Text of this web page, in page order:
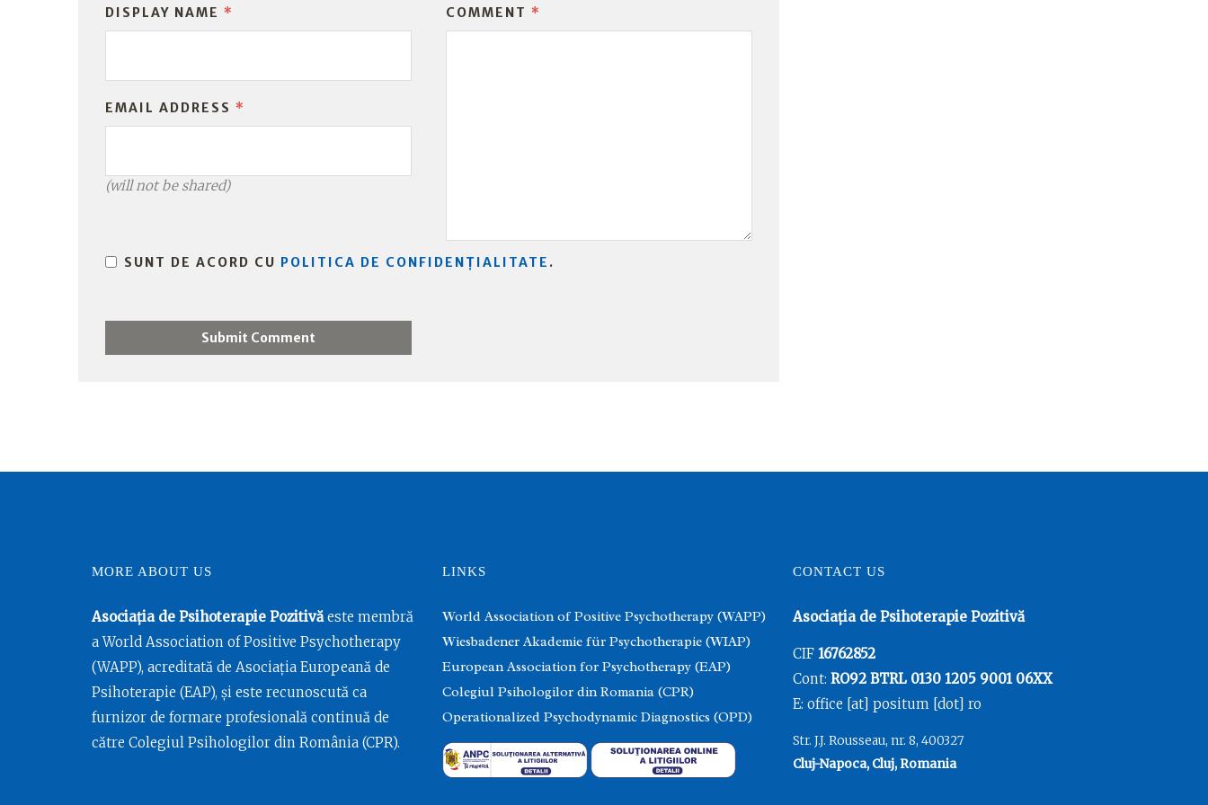
DISPLAY NAME *
EMAIL ADDRESS *
(will not be shared)
COMMENT *
SUNT DE ACORD CU POLITICA DE CONFIDENȚIALITATE .
MORE ABOUT US
Asociația de Psihoterapie Pozitivăeste membră
a World Association of Positive Psychotherapy
(WAPP), acreditată de Asociația Europeană de
Psihoterapie (EAP), și este recunoscută ca
furnizor de formare profesională continuă de
către Colegiul Psihologilor din România (CPR).
LINKS
World Association of Positive Psychotherapy (WAPP)
Wiesbadener Akademie für Psychotherapie (WIAP)
European Association for Psychotherapy (EAP)
Colegiul Psihologilor din Romania (CPR)
Operationalized Psychodynamic Diagnostics (OPD)
CONTACT US
Asociația de Psihoterapie Pozitivă
CIF 16762852
Cont: RO92 BTRL 0130 1205 9001 06XX
E: office [at] positum [dot] ro
Str. J.J. Rousseau, nr. 8, 400327
Cluj-Napoca, Cluj, Romania